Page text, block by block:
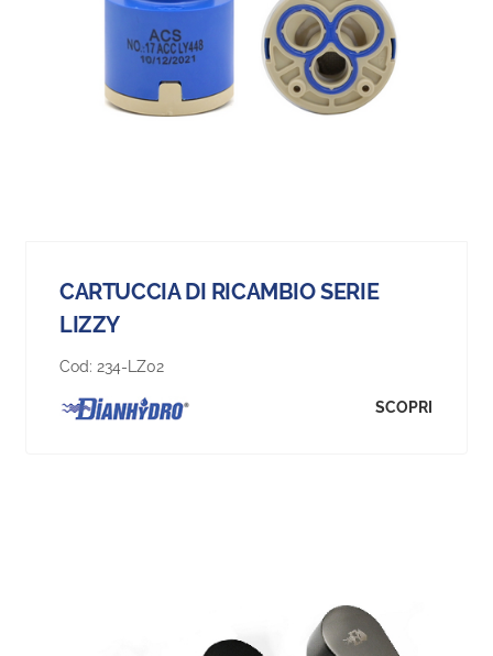
CARTUCCIA DI RICAMBIO SERIE
LIZZY
Cod: 234-LZ02
SCOPRI